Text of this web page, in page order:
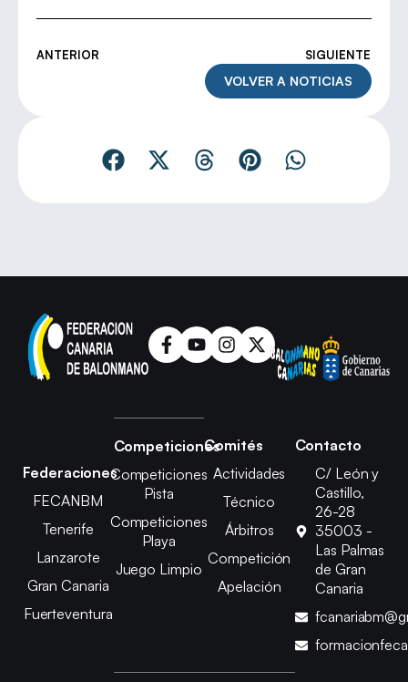
ANTERIOR SIGUIENTE
VOLVER A NOTICIAS
Federaciones
FECANBM
Tenerife
Lanzarote
Gran Canaria
Fuerteventura
Competiciones
Competiciones
Pista
Competiciones
Playa
Juego Limpio
Comités
Actividades
Técnico
Árbitros
Competición
Apelación
Contacto
C/ León y
Castillo,
26-28
35003 -
Las Palmas
de Gran
Canaria